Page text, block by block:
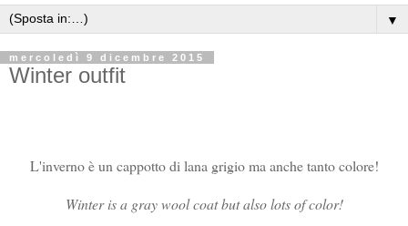
▼
mercoledì 9 dicembre 2015
Winter outfit
L'inverno è un cappotto di lana grigio ma anche tanto colore!
Winter is a gray wool coat but also lots of color!